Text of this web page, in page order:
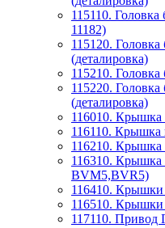
115110.
11182)
115120.
(деталировка)
115210.
115220.
(деталировка)
116010. Крышка
116110. Крышка
116210. Крышка
116310. Крышка
BVM5,BVR5)
116410.
116510.
117110.